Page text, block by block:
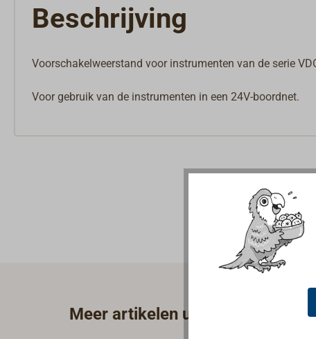
Brandstofsysteem
Beschrijving
Voorschakelweerstand voor instrumenten van de serie
Voor gebruik van de instrumenten in een 24V-boordnet.
Meer artikelen uit de categorie